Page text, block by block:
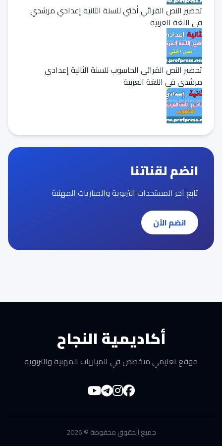
تحضير النص القرائي أختي للسنة الثانية إعدادي مرشدي
في اللغة العربية
تحضير النص القرائي الحاسوب للسنة الثانية إعدادي
مرشدي في اللغة العربية
انضم لقناتنا
تابع آخر المستجدات التربوية والمباريات المهنية
انضم الآن
أكاديمية النجاح
موقع تعليمي متخصص في المباريات المهنية والتربوية
جميع الحقوق محفوظة © 2026